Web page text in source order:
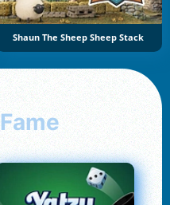
Shaun The Sheep Sheep Stack
Fame